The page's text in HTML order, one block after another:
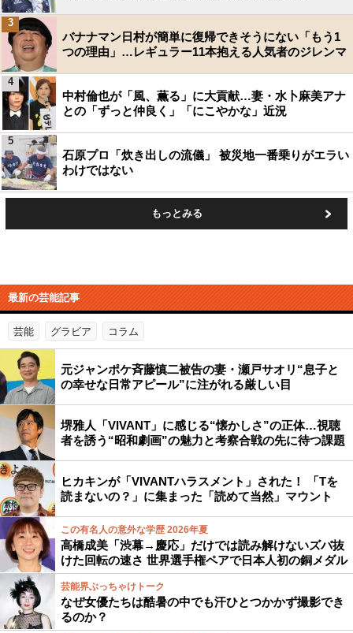
バナナマン日村が簡単に復帰できそうにない「もう1
つの理由」…レギュラー11本抱える人気者のジレンマ
3
中村倫也が「風、薫る」に大貢献…妻・水卜麻美アナ
との「ずっと仲良く」「にこやかな」近況
4
石原プロ「炊き出しの流儀」 被災地一番乗りがエラい
わけではない
5
もっとみる
最新の芸能記事
芸能 グラビア コラム
元ジャンポケ斉藤慎二被告の妻・瀬戸サオリ“息子と
の幸せな日常アピール”に注がれる厳しい目
堺雅人「VIVANT」に感じる“懐かしさ”の正体…視聴
者を誘う“昭和劇画”の魅力と考察合戦の先に待つ課題
ヒカキンが「VIVANTハラスメント」された！ 「Tを
読まないの？」に集まった「読めて当然」マウント
この有名人の意外な学歴 2026年夏
高橋成美「渋幕→慶応」だけでは読み解けないズバ抜
けた回転の速さ 世界選手権ペアで日本人初の銅メダル
芸能界ぶっちゃけトーク
なぜ女優たちは酷暑の中でも汗ひとつかかず撮影でき
るのか？